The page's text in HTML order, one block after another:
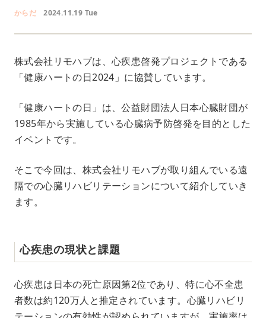
からだ 2024.11.19 Tue
株式会社リモハブは、心疾患啓発プロジェクトである
「健康ハートの日2024」に協賛しています。
「健康ハートの日」は、公益財団法人日本心臓財団が
1985年から実施している心臓病予防啓発を目的とした
イベントです。
そこで今回は、株式会社リモハブが取り組んでいる遠
隔での心臓リハビリテーションについて紹介していき
ます。
心疾患の現状と課題
心疾患は日本の死亡原因第2位であり、特に心不全患
者数は約120万人と推定されています。心臓リハビリ